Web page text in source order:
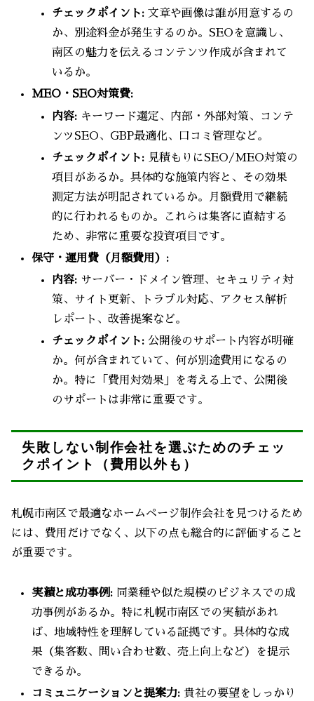
チェックポイント: 文章や画像は誰が用意するの
か、別途料金が発生するのか。SEOを意識し、
南区の魅力を伝えるコンテンツ作成が含まれて
いるか。
MEO・SEO対策費:
内容: キーワード選定、内部・外部対策、コンテ
ンツSEO、GBP最適化、口コミ管理など。
チェックポイント: 見積もりにSEO/MEO対策の
項目があるか。具体的な施策内容と、その効果
測定方法が明記されているか。月額費用で継続
的に行われるものか。これらは集客に直結する
ため、非常に重要な投資項目です。
保守・運用費（月額費用）:
内容: サーバー・ドメイン管理、セキュリティ対
策、サイト更新、トラブル対応、アクセス解析
レポート、改善提案など。
チェックポイント: 公開後のサポート内容が明確
か。何が含まれていて、何が別途費用になるの
か。特に「費用対効果」を考える上で、公開後
のサポートは非常に重要です。
失敗しない制作会社を選ぶためのチェッ
クポイント（費用以外も）
札幌市南区で最適なホームページ制作会社を見つけるため
には、費用だけでなく、以下の点も総合的に評価すること
が重要です。
実績と成功事例: 同業種や似た規模のビジネスでの成
功事例があるか。特に札幌市南区での実績があれ
ば、地域特性を理解している証拠です。具体的な成
果（集客数、問い合わせ数、売上向上など）を提示
できるか。
コミュニケーションと提案力: 貴社の要望をしっかり